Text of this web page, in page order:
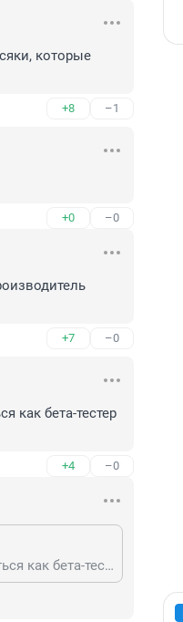
которые
+8 –1
+0 –0
+7 –0
как бета-тестер
+4 –0
Ее и нет в общем доступе. Надо предварительно зарегистрироваться как бета-тестер чтобы установить.